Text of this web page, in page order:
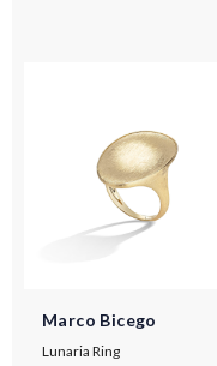
Marco Bicego
Lunaria Ring